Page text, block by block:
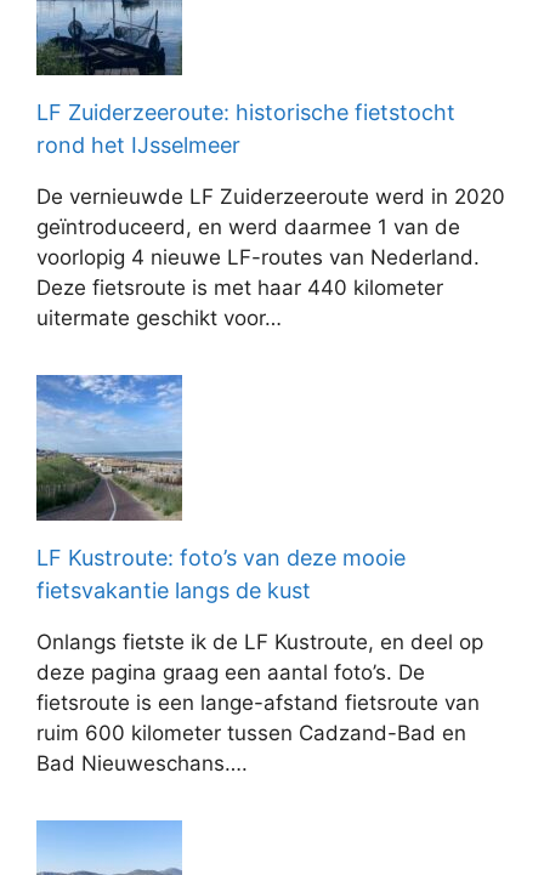
LF Zuiderzeeroute: historische fietstocht
rond het IJsselmeer
De vernieuwde LF Zuiderzeeroute werd in 2020
geïntroduceerd, en werd daarmee 1 van de
voorlopig 4 nieuwe LF-routes van Nederland.
Deze fietsroute is met haar 440 kilometer
uitermate geschikt voor…
LF Kustroute: foto’s van deze mooie
fietsvakantie langs de kust
Onlangs fietste ik de LF Kustroute, en deel op
deze pagina graag een aantal foto’s. De
fietsroute is een lange-afstand fietsroute van
ruim 600 kilometer tussen Cadzand-Bad en
Bad Nieuweschans….